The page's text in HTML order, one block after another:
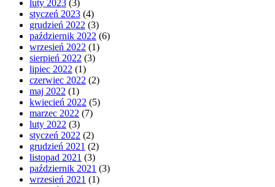
luty 2023 (3)
styczeń 2023 (4)
grudzień 2022 (3)
październik 2022 (6)
wrzesień 2022 (1)
sierpień 2022 (3)
lipiec 2022 (1)
czerwiec 2022 (2)
maj 2022 (1)
kwiecień 2022 (5)
marzec 2022 (7)
luty 2022 (3)
styczeń 2022 (2)
grudzień 2021 (2)
listopad 2021 (3)
październik 2021 (3)
wrzesień 2021 (1)